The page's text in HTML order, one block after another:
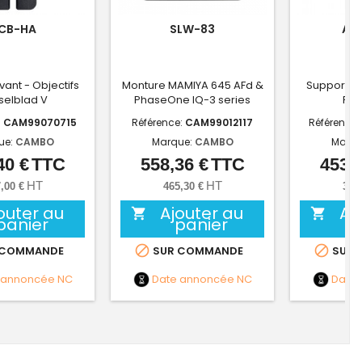
HA
- Objectifs
V
CAM99070715
CAMBO
Prix
€TTC
€ HT
au
NC
SLW-83
Monture MAMIYA 645 AFd &
PhaseOne IQ-3 series
Référence: CAM99012117
Marque: CAMBO
Prix
558,36 €TTC
465,30 € HT
 Ajouter au
panier
 SUR COMMANDE
Date annoncée NC
Support
Référence:

 SUR
Date